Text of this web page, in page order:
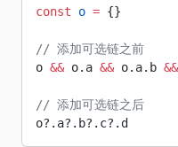
const o = {}
// 添加可选链之前
o && o.a && o.a.b &&
// 添加可选链之后
o?.a?.b?.c?.d